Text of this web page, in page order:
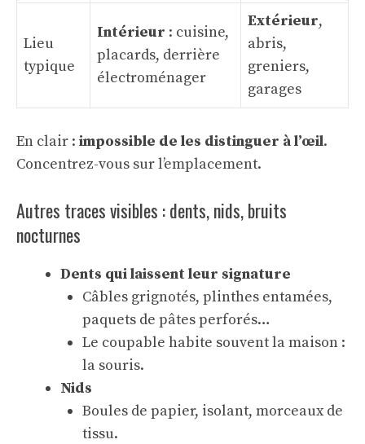
Lieu
typique
Intérieur : cuisine,
placards, derrière
électroménager
Extérieur,
abris,
greniers,
garages
En clair : impossible de les distinguer à l’œil.
Concentrez-vous sur l’emplacement.
Autres traces visibles : dents, nids, bruits
nocturnes
Dents qui laissent leur signature
Câbles grignotés, plinthes entamées,
paquets de pâtes perforés…
Le coupable habite souvent la maison :
la souris.
Nids
Boules de papier, isolant, morceaux de
tissu.